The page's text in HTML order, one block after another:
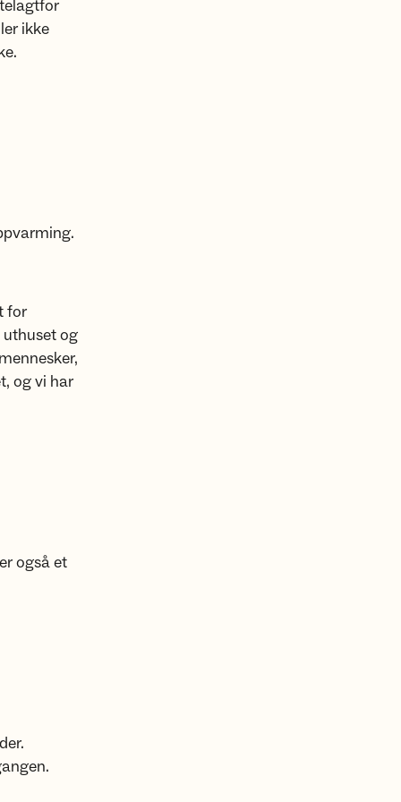
ikke
for
uthuset og
og vi har
også et